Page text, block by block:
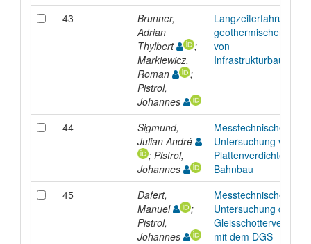
43
Brunner,
Adrian
Thylbert
;
Markiewicz,
Roman
;
Pistrol,
Johannes
Langzeiterfahrungen
geothermischen
von
44
Sigmund,
Julian André
; Pistrol,
Johannes
Messtechnische
Untersuchung von
Plattenverdichtern im
Bahnbau
45
Dafert,
Manuel
;
Pistrol,
Johannes
Messtechnische
Untersuchung der
mit dem DGS